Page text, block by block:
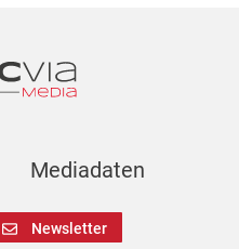
Mediadaten
Newsletter